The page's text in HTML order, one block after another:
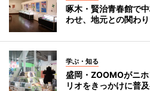
啄木・賢治青春館で
わせ、地元との関わ
学ぶ・知る
盛岡・ZOOMOがニ
リオをきっかけに普